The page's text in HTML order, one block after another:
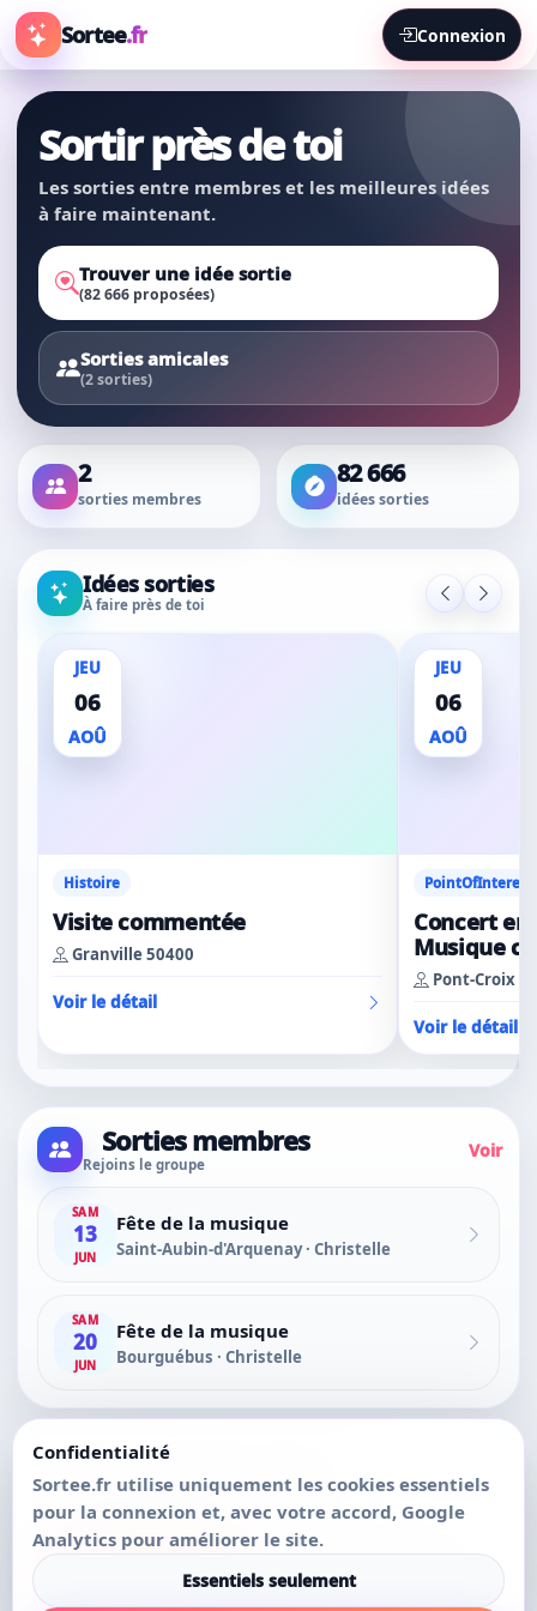
Sortee.fr Connexion
Sortir près de toi
Les sorties entre membres et les meilleures idées
à faire maintenant.
Trouver une idée sortie
(82 666 proposées)
Sorties amicales
(2 sorties)
2
sorties membres
82 666
idées sorties
Idées sorties
À faire près de toi
JEU
06
AOÛ
Histoire
Visite commentée
Granville 50400
Voir le détail
JEU
06
AOÛ
PointOfInterest
Concert en
Musique
Pont-Croix
Voir le détail
Sorties membres
Rejoins le groupe
Voir
SAM
13
JUN
Fête de la musique
Saint-Aubin-d'Arquenay · Christelle
SAM
20
JUN
Fête de la musique
Bourguébus · Christelle
Encore plus pratique connecté
Favoris, messages, amis et création de sorties.
Confidentialité
Sortee.fr utilise uniquement les cookies essentiels
pour la connexion et, avec votre accord, Google
Analytics pour améliorer le site.
Essentiels seulement